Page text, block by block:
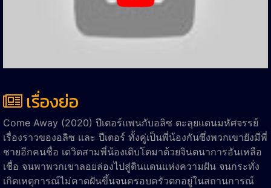
เรื่องย่อ
Come Away (2020) ปีเตอร์แพนกับอลิซ ตะลุยแดนมหัศจรรย์
เรื่องราวของอลิซ และ ปีเตอร์ ทั้งคู่เป็นพี่น้องกันซึ่งพวกเขายังมีพี่
ชายอีกคนชื่อ เดวิดสามพี่น้องเติบโตมาด้วยจินตนาการอันเหลือ
เชื่อ จนพาพวกเขาลอยล่องไปสู่ดินแดนแห่งความฝัน จนกระทั่ง
เกิดเหตุการณ์ไม่คาดฝันขึ้นจนครอบครัวตกอยู่ในสถานการณ์